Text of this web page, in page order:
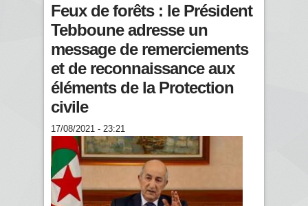
Feux de forêts : le Président
Tebboune adresse un
message de remerciements
et de reconnaissance aux
éléments de la Protection
civile
17/08/2021 - 23:21